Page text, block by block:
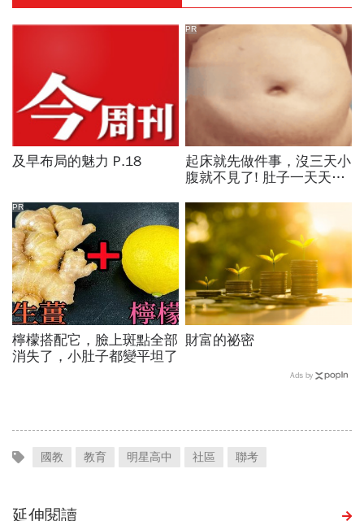
及早布局的魅力 P.18
起床就先做件事，沒三天小
腹就不見了! 肚子一天天變
PR
檸檬搭配它，臉上斑點全部
消失了，小肚子都變平坦了
PR
財富的祕密
Ads by
國教 教育 明星高中 社區 聯考
延伸閱讀